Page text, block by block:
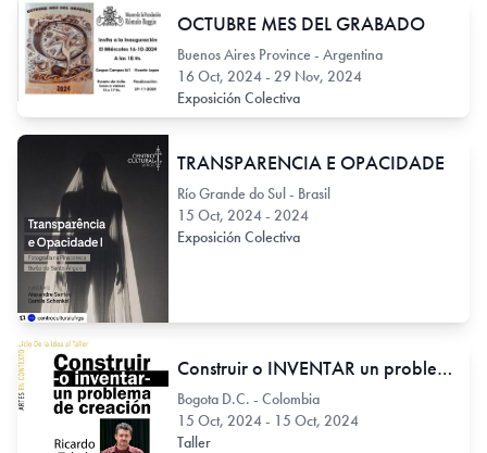
OCTUBRE MES DEL GRABADO
Buenos Aires Province - Argentina
16 Oct, 2024 - 29 Nov, 2024
Exposición Colectiva
TRANSPARENCIA E OPACIDADE
Río Grande do Sul - Brasil
15 Oct, 2024 - 2024
Exposición Colectiva
Construir o INVENTAR un problema de creación. Taller
Bogota D.C. - Colombia
15 Oct, 2024 - 15 Oct, 2024
Taller